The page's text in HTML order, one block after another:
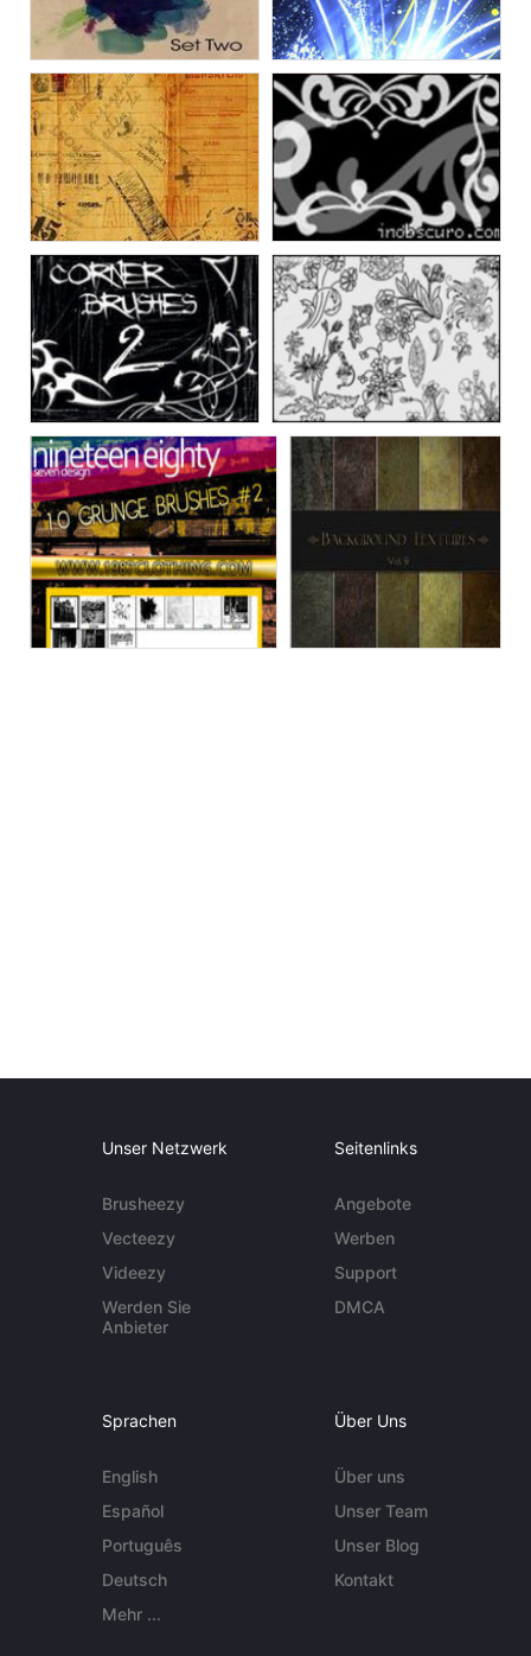
Unser Netzwerk
Brusheezy
Vecteezy
Videezy
Werden Sie
Anbieter
Seitenlinks
Angebote
Werben
Support
DMCA
Sprachen
English
Español
Português
Deutsch
Mehr ...
Über Uns
Über uns
Unser Team
Unser Blog
Kontakt